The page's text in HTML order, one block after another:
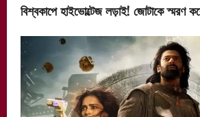
বিশ্বকাপে হাইভোল্টেজ লড়াই! জোটাকে স্মরণ